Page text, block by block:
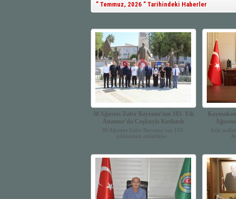
" Temmuz, 2026 " Tarihindeki Haberler
30 Ağustos Zafer Bayramı’nın 103. Yılı
Anamur’da Coşkuyla Kutlandı
30 Ağustos Zafer Bayramı’nın 103.
yıldönümü etkinlikler...
Aziz